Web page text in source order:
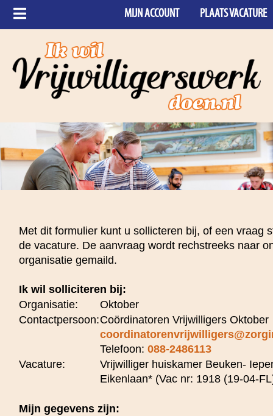
PLAATS VACATURE
MIJN ACCOUNT
Met dit formulier kunt u sollicteren bij, of een vraag
de vacature. De aanvraag wordt rechstreeks naar
organisatie gemaild.
Ik wil solliciteren bij:
Organisatie:
Oktober
Contactpersoon:Coördinatoren Vrijwilligers Oktober
Telefoon: 088-2486113
Vacature:
Vrijwilliger huiskamer Beuken-
Eikenlaan* (Vac nr: 1918 (19-04-
Mijn gegevens zijn: